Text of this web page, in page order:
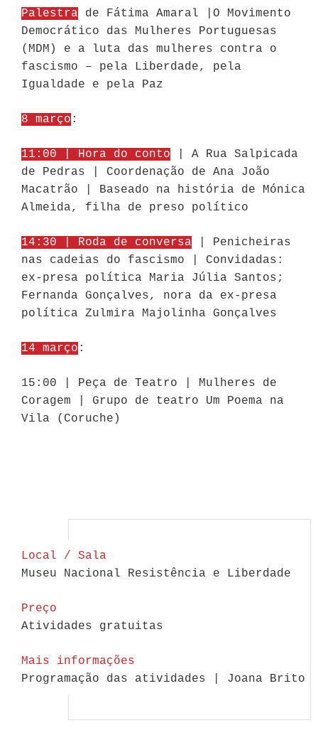
Palestra de Fátima Amaral |O Movimento
Democrático das Mulheres Portuguesas
(MDM) e a luta das mulheres contra o
fascismo – pela Liberdade, pela
Igualdade e pela Paz
8 março :
11:00 | Hora do conto | A Rua Salpicada
de Pedras | Coordenação de Ana João
Macatrão | Baseado na história de Mónica
Almeida, filha de preso político
14:30 | Roda de conversa | Penicheiras
nas cadeias do fascismo | Convidadas:
ex-presa política Maria Júlia Santos;
Fernanda Gonçalves, nora da ex-presa
política Zulmira Majolinha Gonçalves
14 março :
15:00 | Peça de Teatro | Mulheres de
Coragem | Grupo de teatro Um Poema na
Vila (Coruche)
Local / Sala
Museu Nacional Resistência e Liberdade
Preço
Atividades gratuitas
Mais informações
Programação das atividades | Joana Brito